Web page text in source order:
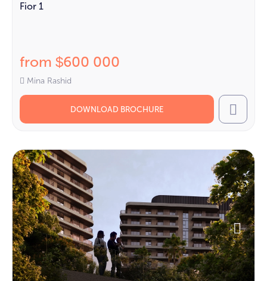
Fior 1
from $600 000
Mina Rashid
DOWNLOAD BROCHURE Call